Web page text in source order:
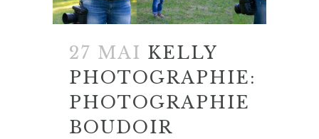
27 MAI KELLY
PHOTOGRAPHIE:
PHOTOGRAPHIE
BOUDOIR